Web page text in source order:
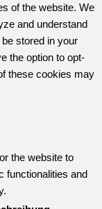
of the website. We
and understand
stored in your
the option to opt-
these cookies may
the website to
functionalities and